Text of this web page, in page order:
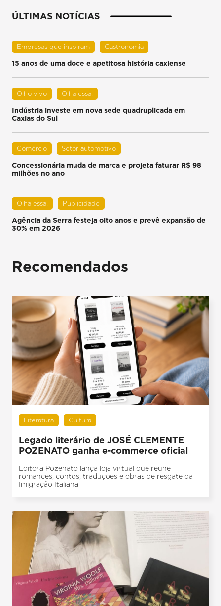
ÚLTIMAS NOTÍCIAS
Empresas que inspiram Gastronomia
15 anos de uma doce e apetitosa história caxiense
Olho vivo Olha essa!
Indústria investe em nova sede quadruplicada em
Caxias do Sul
Comércio Setor automotivo
Concessionária muda de marca e projeta faturar R$ 98
milhões no ano
Olha essa! Publicidade
Agência da Serra festeja oito anos e prevê expansão de
30% em 2026
Recomendados
Literatura Cultura
Legado literário de JOSÉ CLEMENTE
POZENATO ganha e-commerce oficial
Editora Pozenato lança loja virtual que reúne
romances, contos, traduções e obras de resgate da
Imigração Italiana